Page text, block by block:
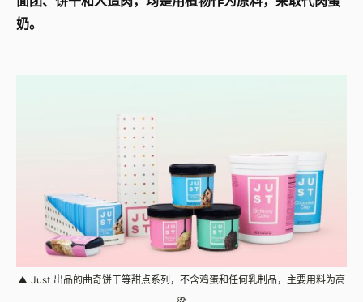
奶。
▲ Just 出品的曲奇饼干等甜点系列，不含鸡蛋和任何乳制品，主要用料为高